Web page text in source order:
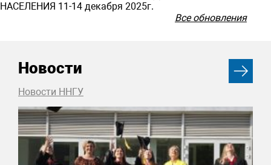
НАСЕЛЕНИЯ 11-14 декабря 2025г.
Все обновления
Новости
Новости ННГУ